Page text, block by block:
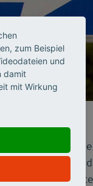
akademische
eine
zum Beispiel
und
damit
mit Wirkung